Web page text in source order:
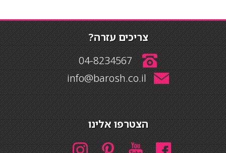
צריכים עזרה?
04-8234567
info@barosh.co.il
הצטרפו אלינו